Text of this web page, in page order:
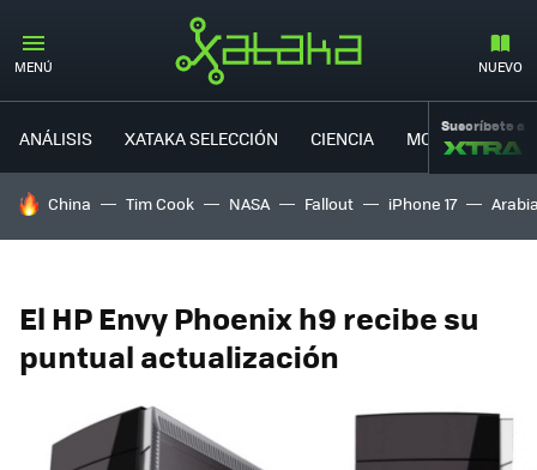
MENÚ NUEVO
ANÁLISIS XATAKA SELECCIÓN CIENCIA MOVILIDAD
Suscríbete a
HOY SE HABLA DE
China Tim Cook NASA Fallout iPhone 17
El HP Envy Phoenix h9 recibe su
puntual actualización